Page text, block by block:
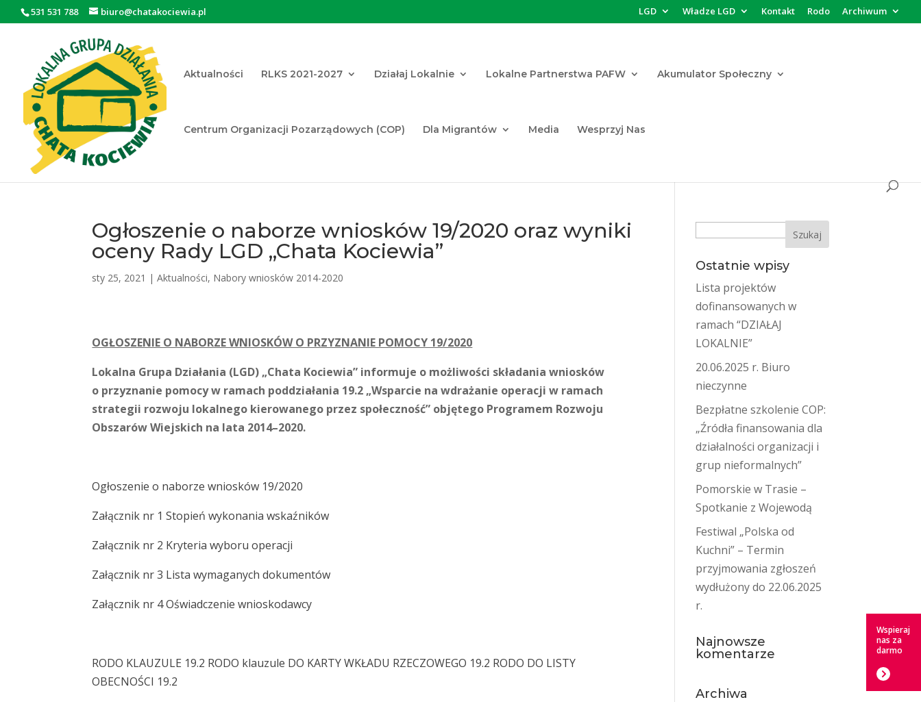
Otwórz pasek narzędzi
531 531 788 biuro@chatakociewia.pl LGD Władze LGD Kontakt Rodo Archiwum
Aktualności RLKS 2021-2027 Działaj Lokalnie Lokalne Partnerstwa PAFW Akumulator Społeczny
Centrum Organizacji Pozarządowych (COP) Dla Migrantów Media Wesprzyj Nas
Ogłoszenie o naborze wniosków 19/2020 oraz wyniki
oceny Rady LGD „Chata Kociewia”
sty 25, 2021 |Aktualności, Nabory wniosków 2014-2020
OGŁOSZENIE O NABORZE WNIOSKÓW O PRZYZNANIE POMOCY 19/2020
Lokalna Grupa Działania (LGD) „Chata Kociewia” informuje o możliwości składania wniosków
o przyznanie pomocy w ramach poddziałania 19.2 „Wsparcie na wdrażanie operacji w ramach
strategii rozwoju lokalnego kierowanego przez społeczność” objętego Programem Rozwoju
Obszarów Wiejskich na lata 2014–2020.
Ogłoszenie o naborze wniosków 19/2020
Załącznik nr 1 Stopień wykonania wskaźników
Załącznik nr 2 Kryteria wyboru operacji
Załącznik nr 3 Lista wymaganych dokumentów
Załącznik nr 4 Oświadczenie wnioskodawcy
RODO KLAUZULE 19.2 RODO klauzule DO KARTY WKŁADU RZECZOWEGO 19.2 RODO DO LISTY
OBECNOŚCI 19.2
Ostatnie wpisy
Lista projektów
dofinansowanych w
ramach “DZIAŁAJ
LOKALNIE”
20.06.2025 r. Biuro
nieczynne
Bezpłatne szkolenie COP:
„Źródła finansowania dla
działalności organizacji i
grup nieformalnych”
Pomorskie w Trasie –
Spotkanie z Wojewodą
Festiwal „Polska od
Kuchni” – Termin
przyjmowania zgłoszeń
wydłużony do 22.06.2025
r.
Najnowsze
komentarze
Archiwa
Wspieraj
nas za
darmo